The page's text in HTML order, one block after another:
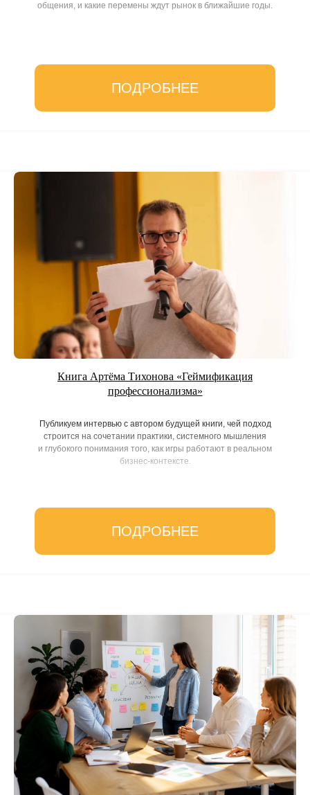
общения, и какие перемены ждут рынок в ближайшие годы.
ПОДРОБНЕЕ
Книга Артёма Тихонова «Геймификация
профессионализма»
Публикуем интервью с автором будущей книги, чей подход
строится на сочетании практики, системного мышления
и глубокого понимания того, как игры работают в реальном
бизнес-контексте.
ПОДРОБНЕЕ